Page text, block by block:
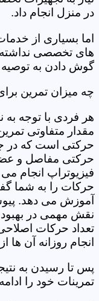
در منزل انجام داد.
اما بسیاری از
های تخصصی نداشته
گوش دادن به توصیه
چه میزان تمرین
هر فردی با توجه
مقدار متفاوتی
حرکتی است که در
حرکتی مفاصل و
فیزیوتراپ انجام
حرکات را به شما
آموزش می دهد.
نقش مهمی در بهبود
تعداد حرکات اصلاحی
انجام روزانه آن
پس تا رسیدن به
تمرینات خود را